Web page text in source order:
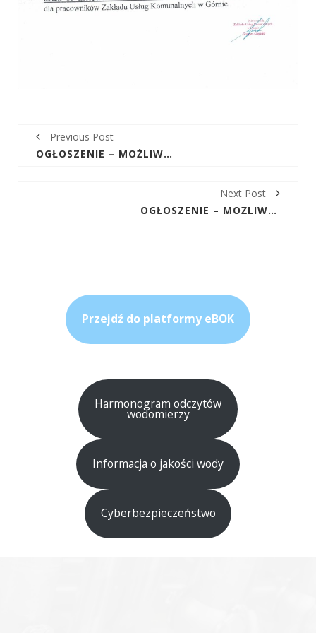
Previous Post
OGŁOSZENIE – MOŻLIWE PRZERWY W DOSTAWIE WODY W DNIACH 1.10.25R W MIEJSCOWOŚCI KRAJNO-PARCELE
Next Post
OGŁOSZENIE – MOŻLIWE PRZERWY W DOSTAWIE WODY DNIA 4.11.25R W MIEJSCOWOŚCI KRAJNO-PARCELE I GÓRNO-PARCELE
Przejdź do platformy eBOK
Harmonogram odczytów
wodomierzy
Informacja o jakości wody
Cyberbezpieczeństwo